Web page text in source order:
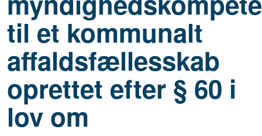
til et kommunalt
affaldsfællesskab
oprettet efter § 60 i
lov om